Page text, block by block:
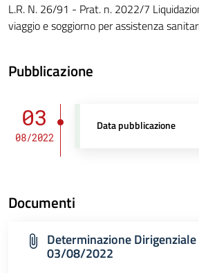
L.R. N. 26/91 - Prat. n. 2022/7
viaggio e soggiorno per assistenza
Pubblicazione
03
08/2022
Data pubblicazione
Documenti
Determinazione
03/08/2022